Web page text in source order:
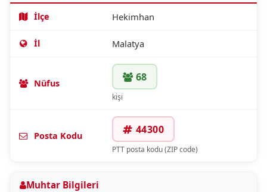
İlçe Hekimhan
İl Malatya
Nüfus 68
kişi
Posta Kodu 44300
PTT posta kodu (ZIP code)
Muhtar Bilgileri